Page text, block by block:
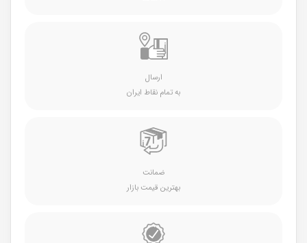
ارسال
به تمام نقاط ایران
ضمانت
بهترین قیمت بازار